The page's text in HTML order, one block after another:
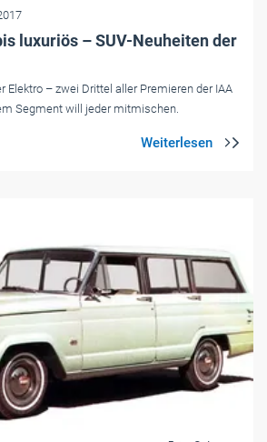
luxuriös – SUV-Neuheiten der
Elektro – zwei Drittel aller Premieren der IAA
Segment will jeder mitmischen.